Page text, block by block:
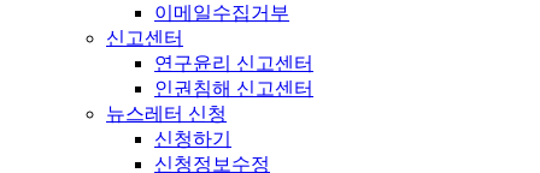
이메일수집거부
신고센터
연구윤리 신고센터
인권침해 신고센터
뉴스레터 신청
신청하기
신청정보수정